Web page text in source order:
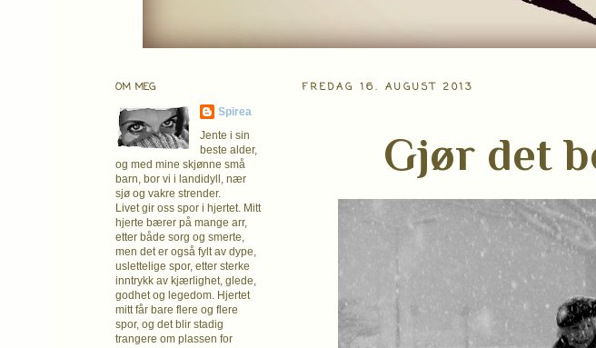
FREDAG 16. AUGUST 2013
Gjør det
OM MEG
Spirea
Jente i sin
beste alder,
og med mine skjønne små
barn, bor vi i landidyll, nær
sjø og vakre strender.
Livet gir oss spor i hjertet. Mitt
hjerte bærer på mange arr,
etter både sorg og smerte,
men det er også fylt av dype,
uslettelige spor, etter sterke
inntrykk av kjærlighet, glede,
godhet og legedom. Hjertet
mitt får bare flere og flere
spor, og det blir stadig
trangere om plassen for